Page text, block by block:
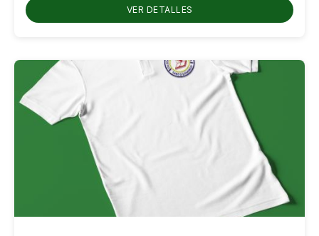
RD$1,100.00
VER DETALLES